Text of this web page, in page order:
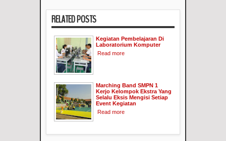
RELATED POSTS
Kegiatan Pembelajaran Di
Laboratorium Komputer
Read more
Marching Band SMPN 1
Kerjo Kelompok Ekstra Yang
Selalu Eksis Mengisi Setiap
Event Kegiatan
Read more